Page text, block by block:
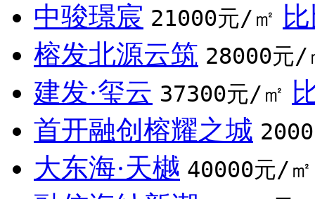
中骏璟宸 21000元/㎡
榕发北源云筑 28000元/
建发·玺云 37300元/㎡
首开融创榕耀之城
大东海·天樾 40000元/㎡